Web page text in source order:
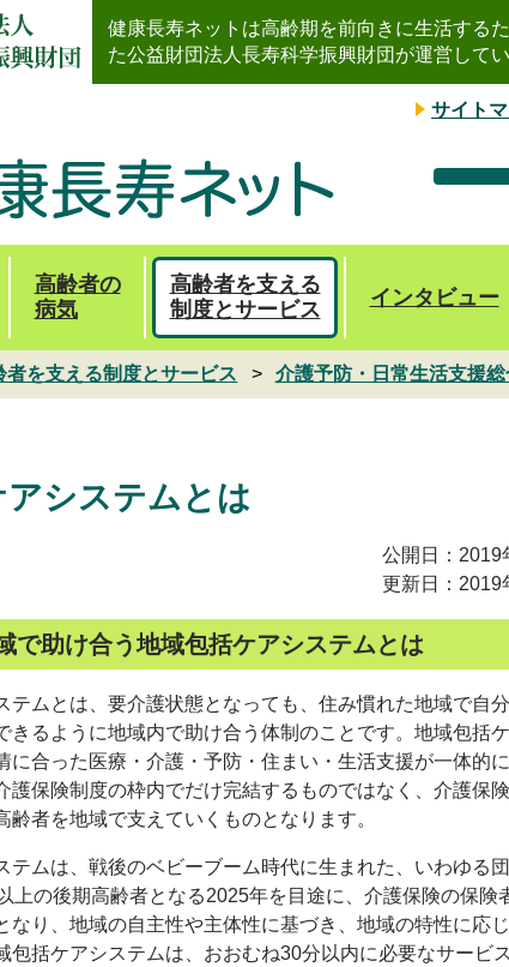
サイト
健康長寿ネットは高齢期を前向きに生活する
た公益財団法人長寿科学振興財団が運営して
高齢者の
病気
高齢者を支える
制度とサービス
インタビュー
者を支える制度とサービス 介護予防・日常生活支援
システムとは
公開日：2019
更新日：2019
で助け合う地域包括ケアシステムとは
ムとは、要介護状態となっても、住み慣れた地域で自
きるように地域内で助け合う体制のことです。地域包括
に合った医療・介護・予防・住まい・生活支援が一体的
護保険制度の枠内でだけ完結するものではなく、介護保
齢者を地域で支えていくものとなります。
ムは、戦後のベビーブーム時代に生まれた、いわゆる
上の後期高齢者となる2025年を目途に、介護保険の保険
なり、地域の自主性や主体性に基づき、地域の特性に応
包括ケアシステムは、おおむね30分以内に必要なサービ